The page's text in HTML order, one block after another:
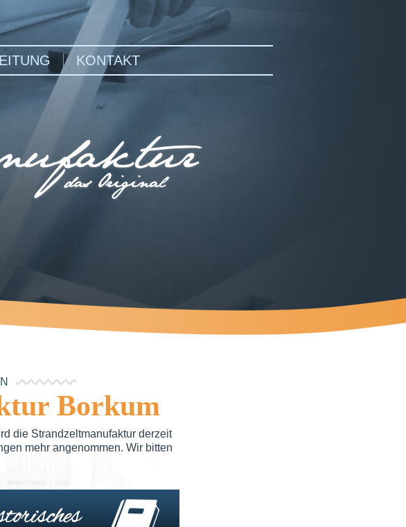
KONTAKT
Borkum
die Strandzeltmanufaktur derzeit
mehr angenommen. Wir bitten